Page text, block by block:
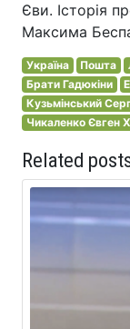
Єви. Історія
Максима
Україна Пошта
Брати Гадюкіни
Кузьмінський
Чикаленко Євген
Related